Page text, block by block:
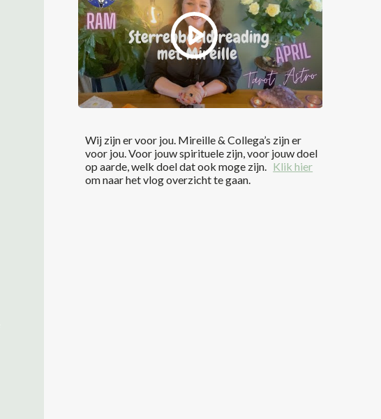
Wij zijn er voor jou. Mireille & Collega’s zijn er
voor jou. Voor jouw spirituele zijn, voor jouw doel
op aarde, welk doel dat ook moge zijn. Klik hier
om naar het vlog overzicht te gaan.